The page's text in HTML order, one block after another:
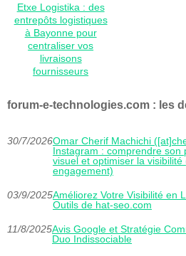
Etxe Logistika : des
entrepôts logistiques
à Bayonne pour
centraliser vos
livraisons
fournisseurs
forum-e-technologies.com : les
30/7/2026Omar Cherif Machichi
Instagram : comprendre son
visuel et optimiser la visibilité
engagement)
03/9/2025Améliorez Votre Visibilité en
Outils de hat-seo.com
11/8/2025Avis Google et Stratégie
Duo Indissociable